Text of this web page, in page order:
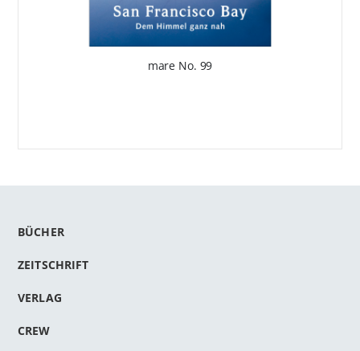
mare No. 99
BÜCHER
ZEITSCHRIFT
VERLAG
CREW